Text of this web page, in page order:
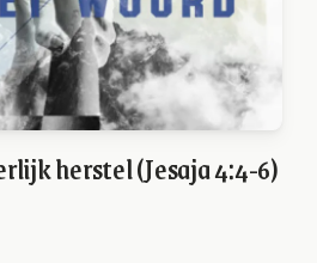
herstel (Jesaja 4:4-6)